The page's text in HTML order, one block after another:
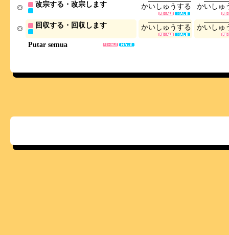
Putar semua
改宗する・改宗します かいし ゅ うする かいし ゅ
回収する・回収します かいし ゅ うする かいし ゅ